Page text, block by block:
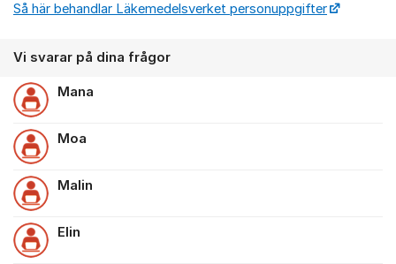
Så här behandlar Läkemedelsverket personuppgifter
Vi svarar på dina frågor
Mana
Moa
Malin
Elin